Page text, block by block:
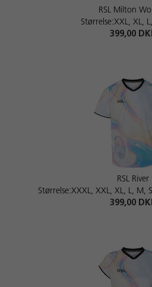
RSL Milton
Størrelse:XXL, XL,
399,00
RSL River
Størrelse:XXXL, XXL, XL, L, M,
399,00